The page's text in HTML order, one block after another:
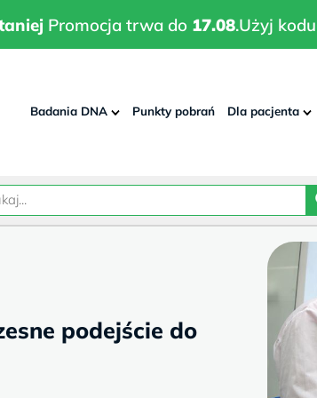
Promocja trwa do 17.08.Użyj
taniej Promocja trwa do 17.08.Użyj kodu:
Badania DNA Punkty pobrań Dla pacjenta
podejście do